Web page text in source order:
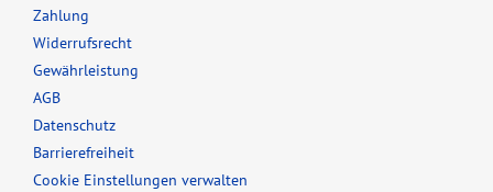
Zahlung
Widerrufsrecht
Gewährleistung
AGB
Datenschutz
Barrierefreiheit
Cookie Einstellungen verwalten